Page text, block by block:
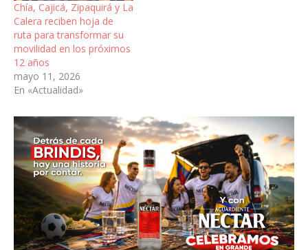
Chía, Cajicá, Zipaquirá y La
Calera reciben hoja de
ruta para transformar su
movilidad en los próximos
12 años
mayo 11, 2026
En «Actualidad»